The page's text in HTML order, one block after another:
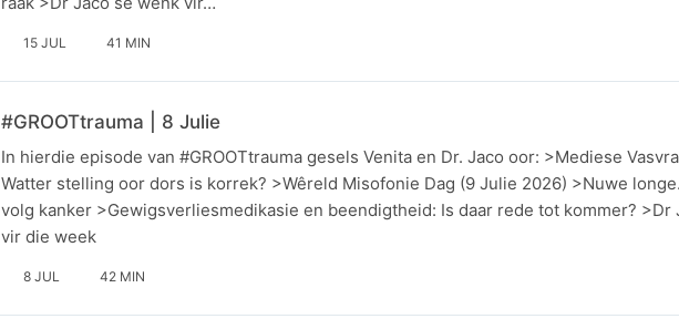
15 JUL 41 MIN
#GROOTtrauma | 8 Julie
In hierdie episode van #GROOTtrauma gesels Venita en Dr. Jaco oor: >Mediese
Watter stelling oor dors is korrek? >Wêreld Misofonie Dag (9 Julie 2026) >Nuwe
volg kanker >Gewigsverliesmedikasie en beendigtheid: Is daar rede tot kommer? >Dr
vir die week
8 JUL 42 MIN